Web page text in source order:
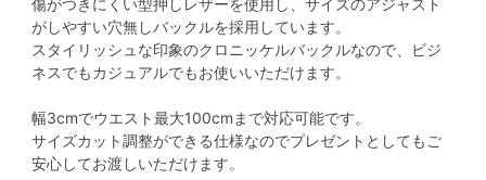
傷がつきにくい型押しレザーを使用し、サイズのアジャスト
がしやすい穴無しバックルを採用しています。
スタイリッシュな印象のクロニッケルバックルなので、ビジ
ネスでもカジュアルでもお使いいただけます。
幅3cmでウエスト最大100cmまで対応可能です。
サイズカット調整ができる仕様なのでプレゼントとしてもご
安心してお渡しいただけます。